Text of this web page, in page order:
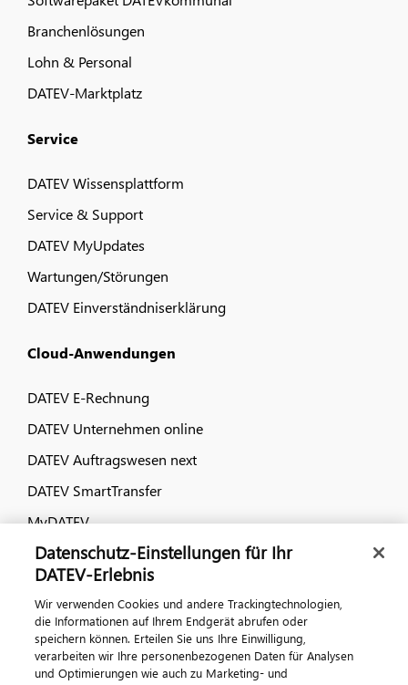
Branchenlösungen
Lohn & Personal
DATEV-Marktplatz
Service
DATEV Wissensplattform
Service & Support
DATEV MyUpdates
Wartungen/Störungen
DATEV Einverständniserklärung
Cloud-Anwendungen
DATEV E-Rechnung
DATEV Unternehmen online
DATEV Auftragswesen next
DATEV SmartTransfer
MyDATEV
Dialog & Medien
Veranstaltungen
DATEV magazin
DATEV-Community
Datenschutz-Einstellungen für Ihr
DATEV-Erlebnis
Wir verwenden Cookies und andere Trackingtechnologien,
die Informationen auf Ihrem Endgerät abrufen oder
speichern können. Erteilen Sie uns Ihre Einwilligung,
verarbeiten wir Ihre personenbezogenen Daten für Analysen
und Optimierungen wie auch zu Marketing- und